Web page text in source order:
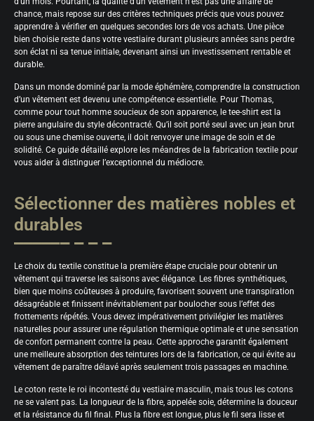
chance, mais repose sur des critères techniques précis que vous pouvez
apprendre à vérifier en quelques secondes lors de vos achats. Une pièce
bien choisie reste dans votre vestiaire durant plusieurs années sans perdre
son éclat ni sa tenue initiale, devenant ainsi un investissement rentable et
durable.
Dans un monde dominé par la mode éphémère, comprendre la construction
d’un vêtement est devenu une compétence essentielle. Pour Thomas,
comme pour tout homme soucieux de son apparence, le tee-shirt est la
pierre angulaire du style décontracté. Qu’il soit porté seul avec un jean brut
ou sous une chemise ouverte, il doit renvoyer une image de soin et de
solidité. Ce guide détaillé explore les méandres de la fabrication textile pour
vous aider à distinguer l’exceptionnel du médiocre.
Sélectionner des matières nobles et
durables
Le choix du textile constitue la première étape cruciale pour obtenir un
vêtement qui traverse les saisons avec élégance. Les fibres synthétiques,
bien que moins coûteuses à produire, favorisent souvent une transpiration
désagréable et finissent inévitablement par boulocher sous l’effet des
frottements répétés. Vous devez impérativement privilégier les matières
naturelles pour assurer une régulation thermique optimale et une sensation
de confort permanent contre la peau. Cette approche garantit également
une meilleure absorption des teintures lors de la fabrication, ce qui évite au
vêtement de paraître délavé après seulement trois passages en machine.
Le coton reste le roi incontesté du vestiaire masculin, mais tous les cotons
ne se valent pas. La longueur de la fibre, appelée soie, détermine la douceur
et la résistance du fil final. Plus la fibre est longue, plus le fil sera lisse et